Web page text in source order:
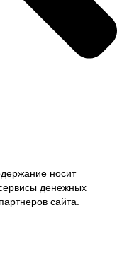
носит
денежных
сайта.